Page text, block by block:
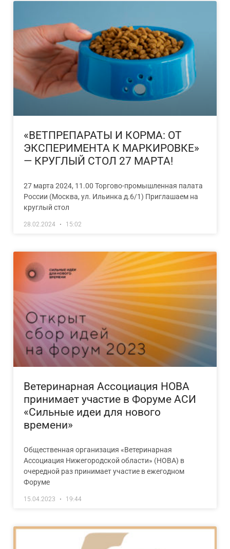
«ВЕТПРЕПАРАТЫ И КОРМА: ОТ
ЭКСПЕРИМЕНТА К МАРКИРОВКЕ»
— КРУГЛЫЙ СТОЛ 27 МАРТА!
27 марта 2024, 11.00 Торгово-промышленная палата
России (Москва, ул. Ильинка д.6/1) Приглашаем на
круглый стол
28.02.2024 15:02
Ветеринарная Ассоциация НОВА
принимает участие в Форуме АСИ
«Сильные идеи для нового
времени»
Общественная организация «Ветеринарная
Ассоциация Нижегородской области» (НОВА) в
очередной раз принимает участие в ежегодном
Форуме
15.04.2023 19:44